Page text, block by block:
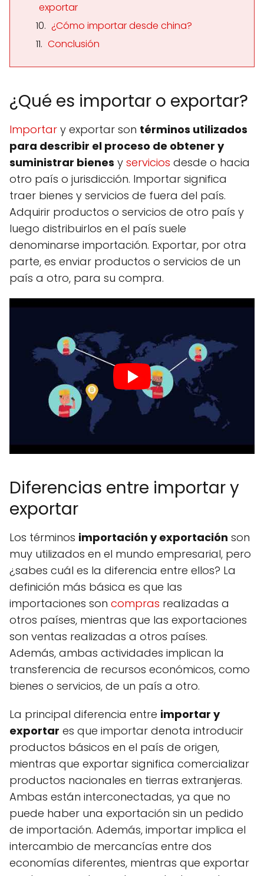
exportar
¿Cómo importar desde china?
Conclusión
¿Qué es importar o exportar?
Importar y exportar son términos utilizados
para describir el proceso de obtener y
suministrar bienes y servicios desde o hacia
otro país o jurisdicción. Importar significa
traer bienes y servicios de fuera del país.
Adquirir productos o servicios de otro país y
luego distribuirlos en el país suele
denominarse importación. Exportar, por otra
parte, es enviar productos o servicios de un
país a otro, para su compra.
Diferencias entre importar y
exportar
Los términos importación y exportación son
muy utilizados en el mundo empresarial, pero
¿sabes cuál es la diferencia entre ellos? La
definición más básica es que las
importaciones son compras realizadas a
otros países, mientras que las exportaciones
son ventas realizadas a otros países.
Además, ambas actividades implican la
transferencia de recursos económicos, como
bienes o servicios, de un país a otro.
La principal diferencia entre importar y
exportar es que importar denota introducir
productos básicos en el país de origen,
mientras que exportar significa comercializar
productos nacionales en tierras extranjeras.
Ambas están interconectadas, ya que no
puede haber una exportación sin un pedido
de importación. Además, importar implica el
intercambio de mercancías entre dos
economías diferentes, mientras que exportar